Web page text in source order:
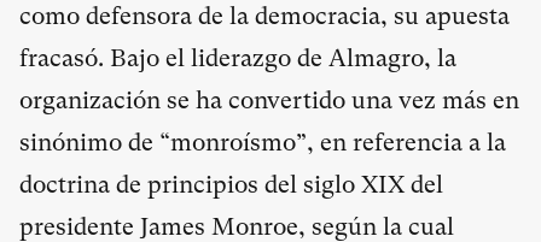
como defensora de la democracia, su apuesta
fracasó. Bajo el liderazgo de Almagro, la
organización se ha convertido una vez más en
sinónimo de “monroísmo”, en referencia a la
doctrina de principios del siglo XIX del
presidente James Monroe, según la cual